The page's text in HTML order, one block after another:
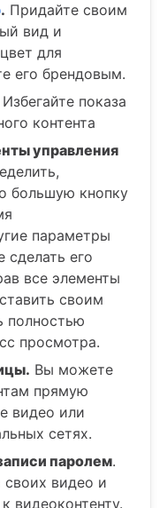
. Придайте своим
вид и
для
его брендовым.
Избегайте показа
контента
управления
большую кнопку
параметры
его
все элементы
своим
полностью
просмотра.
Вы можете
прямую
видео или
сетях.
паролем.
своих видео и
видеоконтенту.